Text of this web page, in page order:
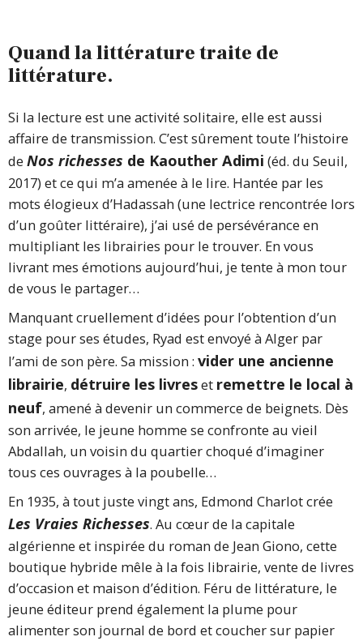
Quand la littérature traite de
littérature.
Si la lecture est une activité solitaire, elle est aussi
affaire de transmission. C’est sûrement toute l’histoire
de Nos richesses de Kaouther Adimi (éd. du Seuil,
2017) et ce qui m’a amenée à le lire. Hantée par les
mots élogieux d’Hadassah (une lectrice rencontrée lors
d’un goûter littéraire), j’ai usé de persévérance en
multipliant les librairies pour le trouver. En vous
livrant mes émotions aujourd’hui, je tente à mon tour
de vous le partager…
Manquant cruellement d’idées pour l’obtention d’un
stage pour ses études, Ryad est envoyé à Alger par
l’ami de son père. Sa mission : vider une ancienne
librairie, détruire les livreset remettre le local à
neuf, amené à devenir un commerce de beignets. Dès
son arrivée, le jeune homme se confronte au vieil
Abdallah, un voisin du quartier choqué d’imaginer
tous ces ouvrages à la poubelle…
En 1935, à tout juste vingt ans, Edmond Charlot crée
Les Vraies Richesses. Au cœur de la capitale
algérienne et inspirée du roman de Jean Giono, cette
boutique hybride mêle à la fois librairie, vente de livres
d’occasion et maison d’édition. Féru de littérature, le
jeune éditeur prend également la plume pour
alimenter son journal de bord et coucher sur papier